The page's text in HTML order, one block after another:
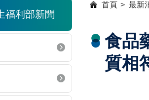
福利部新聞
首頁 最新
食品
質相